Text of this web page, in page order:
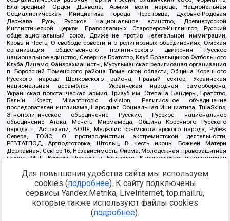
Благородный Орден Дьявола, Армия воли народа, Национальная
Социалистическая Инициатива города Череповца, Духовно-Родовая
Держава Русь, Русское национальное единство, Древнерусской
Инглистической церкви Православных Староверов-Инглингов, Русский
общенациональный союз, Движение против нелегальной иммиграции,
Кровь и Честь, О свободе совести и о религиозных объединениях, Омская
организация общественного политического движения Русское
национальное единство, Северное Братство, Клуб Болельщиков Футбольного
Клуба Динамо, Файзрахманисты, Мусульманская религиозная организация
п. Боровский Тюменского района Тюменской области, Община Коренного
Русского народа Щелковского района, Правый сектор, Украинская
национальная ассамблея – Украинская народная самооборона,
Украинская повстанческая армия, Тризуб им. Степана Бандеры, Братство,
Белый Крест, Misanthropic division, Религиозное объединение
последователей инглиизма, Народная Социальная Инициатива, TulaSkins,
Этнополитическое объединение Русские, Русское национальное
объединение Атака, Мечеть Мирмамеда, Община Коренного Русского
народа г. Астрахани, ВОЛЯ, Меджлис крымскотатарского народа, Рубеж
Севера, ТОЙС, О противодействии экстремистской деятельности,
РЕВТАТПОД, Артподготовка, Штольц, В честь иконы Божией Матери
Державная, Сектор 16, Независимость, Фирма, Молодежная правозащитная
группа МПГ, Курсом Правды и Единения, Каракольская инициативная
Благотворительный пансионат Ак Умут, Русская республика Русь,
Арестантское уголовное единство, Башкорт, Нация и свобода, W.H.С., Фалунь
Дафа, Иртыш Ultras, Русский Патриотический клуб-Новокузнецк/РПК,
Сибирский державный союз, Фонд борьбы с коррупцией, Фонд защиты прав
граждан, Штабы Навального, Совет граждан СССР Прикубанского округа г.
https://minjust.gov.ru/ru/documents/7822/
Для повышения удобства сайта мы используем
cookies (подробнее). К сайту подключены
сервисы Yandex.Metrika, LiveInternet, top.mail.ru,
которые также используют файлы cookies
(подробнее).